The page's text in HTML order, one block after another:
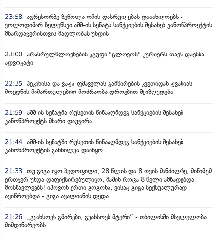
23:58 აგრესორზე ზეწოლა ომის დასრულებას დააახლოებს -
ვოლოდიმირ ზელენსკი აშშ-ის სენატს სანქციების შესახებ კანონპროექტის
მხარდაჭერისთვის მადლობას უხდის
23:00 არასრულწლოვნების ჯგუფი "გლოვოს" კურიერს თავს დაესხა -
ადვოკატი
22:35 პეკინისა და ვაჟა-ფშაველას გამზირების კვეთიდან ჟვანიას
მოედნის მიმართულებით მოძრაობა დროებით შეიზღუდება
21:59 აშშ-ის სენატმა რუსეთის წინააღმდეგ სანქციების შესახებ
კანონპროექტს მხარი დაუჭირა
21:44 აშშ-ის სენატში რუსეთის წინააღმდეგ სანქციების შესახებ
კანონპროექტის განხილვა დაიწყო
21:33 თუ გიგა იყო პედოფილი, 28 წლის და 8 თვის მანძილზე, მინიმუმ
ერთჯერ უნდა დაფიქსირებულიყო, მაშინ როცა 8 წელი ამზადებდა
მოსწავლეებს! იპოვონ ერთი გოგონა, ვისაც გიგა სექსუალურად
ავიწროებდა - გიგა ავალიანის დედა
21:26
„გვახსოვს გმირები, გვახსოვს მტერი” - თბილისში მსვლელობა
მიმდინარეობს